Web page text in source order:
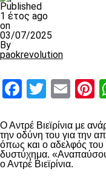
Published
1 έτος ago
on
03/07/2025
By
paokrevolution
Facebook
Twitter
Ο Αντρέ Βιεϊρίνια με
την οδύνη του για την
όπως και ο αδελφός του
δυστύχημα.
ο Αντρέ Βιεϊρίνια.